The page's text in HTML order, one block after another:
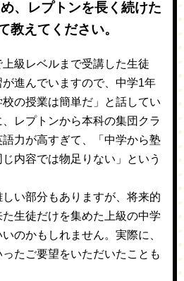
、レプトンを長く続けた
教えてください。
上級レベルまで受講した生徒
進んでいますので、中学1年
の授業は簡単だ」と話してい
レプトンから本科の集団クラ
力が高すぎて、「中学から塾
内容では物足りない」という
い部分もありますが、将来的
生徒だけを集めた上級の中学
のかもしれません。実際に、
たご要望をいただいたことも